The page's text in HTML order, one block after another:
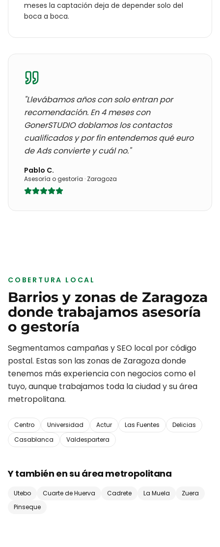
meses la captación deja de depender solo del
boca a boca.
"Llevábamos años consolo entran por
recomendación. En 4 meses con
GonerSTUDIO doblamos los contactos
cualificados y por fin entendemos qué euro
de Ads convierte y cuál no."
Pablo C.
Asesoría o gestoría · Zaragoza
COBERTURA LOCAL
Barrios y zonas de Zaragoza
donde trabajamos asesoría
o gestoría
Segmentamos campañas y SEO local por código
postal. Estas son las zonas de Zaragozadonde
tenemos más experiencia con negocios como el
tuyo, aunque trabajamos toda la ciudad y su área
metropolitana.
Centro Universidad Actur Las Fuentes
Delicias
Casablanca
Valdespartera
Y también en su área metropolitana
Utebo Cuarte de Huerva Cadrete La Muela
Zuera
Pinseque